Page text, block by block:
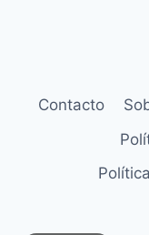
Contacto